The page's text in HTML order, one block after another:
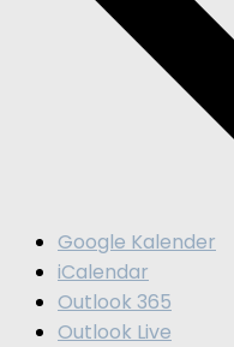
Google Kalender
iCalendar
Outlook 365
Outlook Live